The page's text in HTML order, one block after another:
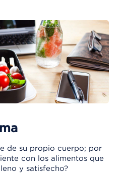
de su propio cuerpo; por
con los alimentos que
y satisfecho?